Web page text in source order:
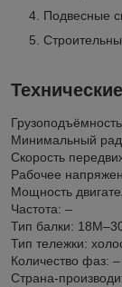
Подвесные
Минимальный
Скорость
Рабочее
Мощность
Частота: –
Тип балки:
Тип тележки:
Количество фаз: –
Страна-